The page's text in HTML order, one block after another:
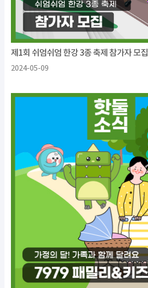
제1회 쉬엄쉬엄 한강 3종 축제 참가자 모집
2024-05-09